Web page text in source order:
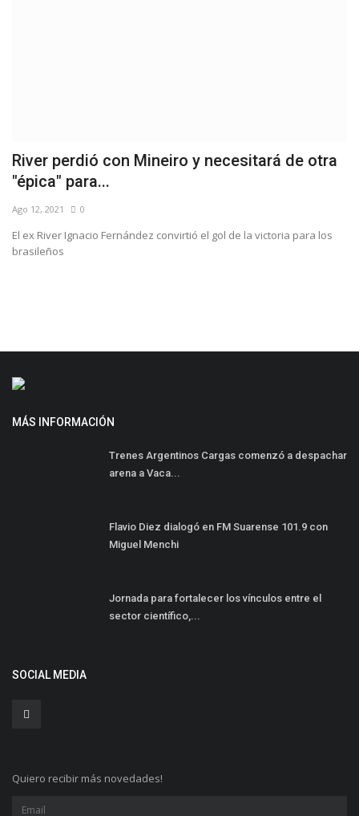
River perdió con Mineiro y necesitará de otra
"épica" para...
Ago 12, 2021 0
El ex River Ignacio Fernández convirtió el gol de la victoria para los
brasileños
MÁS INFORMACIÓN
Trenes Argentinos Cargas comenzó a despachar
arena a Vaca...
Flavio Diez dialogó en FM Suarense 101.9 con
Miguel Menchi
Jornada para fortalecer los vínculos entre el
sector científico,...
SOCIAL MEDIA
Quiero recibir más novedades!